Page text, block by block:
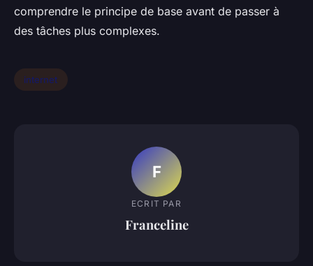
comprendre le principe de base avant de passer à
des tâches plus complexes.
internet
F
ECRIT PAR
Franceline